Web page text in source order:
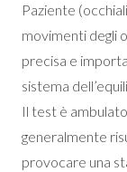
Paziente
movimenti degli
precisa e
sistema
Il test è
generalmente
provocare una